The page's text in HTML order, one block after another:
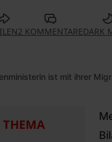
2 KOMMENTAREDARK
ist mit ihrer